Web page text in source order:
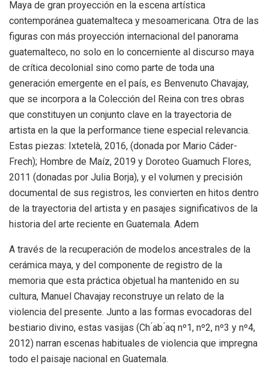
Maya de gran proyección en la escena artística
contemporánea guatemalteca y mesoamericana. Otra de las
figuras con más proyección internacional del panorama
guatemalteco, no solo en lo concerniente al discurso maya
de crítica decolonial sino como parte de toda una
generación emergente en el país, es Benvenuto Chavajay,
que se incorpora a la Colección del Reina con tres obras
que constituyen un conjunto clave en la trayectoria de
artista en la que la performance tiene especial relevancia.
Estas piezas: Ixtetelà, 2016, (donada por Mario Cáder-
Frech); Hombre de Maíz, 2019 y Doroteo Guamuch Flores,
2011 (donadas por Julia Borja), y el volumen y precisión
documental de sus registros, les convierten en hitos dentro
de la trayectoria del artista y en pasajes significativos de la
historia del arte reciente en Guatemala. Adem
A través de la recuperación de modelos ancestrales de la
cerámica maya, y del componente de registro de la
memoria que esta práctica objetual ha mantenido en su
cultura, Manuel Chavajay reconstruye un relato de la
violencia del presente. Junto a las formas evocadoras del
bestiario divino, estas vasijas (Ch ́ab ́aq nº1, nº2, nº3 y nº4,
2012) narran escenas habituales de violencia que impregna
todo el paisaje nacional en Guatemala.